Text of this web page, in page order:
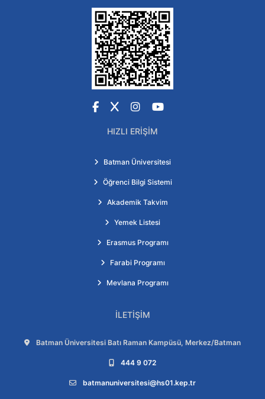
Facebook
X Instagram
YouTube
HIZLI ERIŞIM
Batman Üniversitesi
Öğrenci Bilgi Sistemi
Akademik Takvim
Yemek Listesi
Erasmus Programı
Farabi Programı
Mevlana Programı
İLETIŞIM
Adres:
Batman Üniversitesi Batı Raman Kampüsü, Merkez/Batman
Telefon:
444 9 072
E-posta:
batmanuniversitesi@hs01.kep.tr